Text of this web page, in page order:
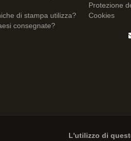
di stampa utilizza?
consegnate?
Protezione
Cookies
L'utilizzo di